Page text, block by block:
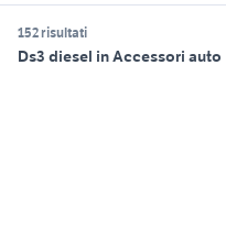
152 risultati
Ds3 diesel in Accessori auto